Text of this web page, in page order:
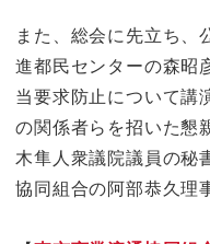
また、総会に先立ち、
進都民センターの森昭
当要求防止について講
の関係者らを招いた懇
木隼人衆議院議員の秘
協同組合の阿部恭久理